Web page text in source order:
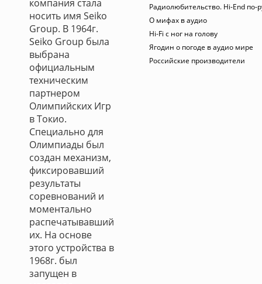
компания стала
носить имя Seiko
Group. В 1964г.
Seiko Group была
выбрана
официальным
техническим
партнером
Олимпийских Игр
в Токио.
Специально для
Олимпиады был
создан механизм,
фиксировавший
результаты
соревнований и
моментально
распечатывавший
их. На основе
этого устройства в
1968г. был
запущен в
Радиолюбительство. Hi-End по-
О мифах в аудио
Hi-Fi с ног на голову
Ягодин о погоде в аудио мире
Российские производители